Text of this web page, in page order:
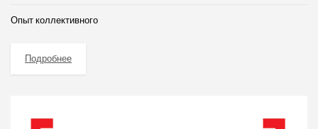
Опыт коллективного
Подробнее